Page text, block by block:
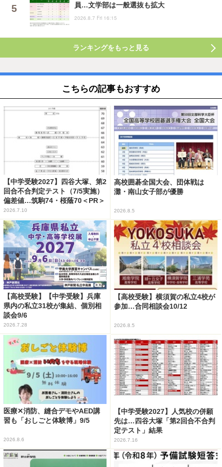
員…文学部は一般選抜も拡大
2026.8.7 Fri 16:15
ランキングをもっと見る
こちらの記事もおすすめ
【中学受験2027】四谷大塚、第2
回合不合判定テスト（7/5実施）
偏差値…筑駒74・桜蔭70＜PR＞
2026.7.10
高校囲碁全国大会、団体戦は
灘・南山女子部が優勝
2026.8.5
【高校受験】【中学受験】兵庫
県内の私立31校が集結、個別相
談会9/6
2026.7.28
【高校受験】横須賀の私立4校が
参加…合同相談会10/12
2026.8.5
医療✕消防、縫合デモやAED講
習も「おしごと体験博」9/5
2026.8.6
【中学受験2027】人気校の併願
先は…四谷大塚「第2回合不合判
定テスト」結果
2026.7.16